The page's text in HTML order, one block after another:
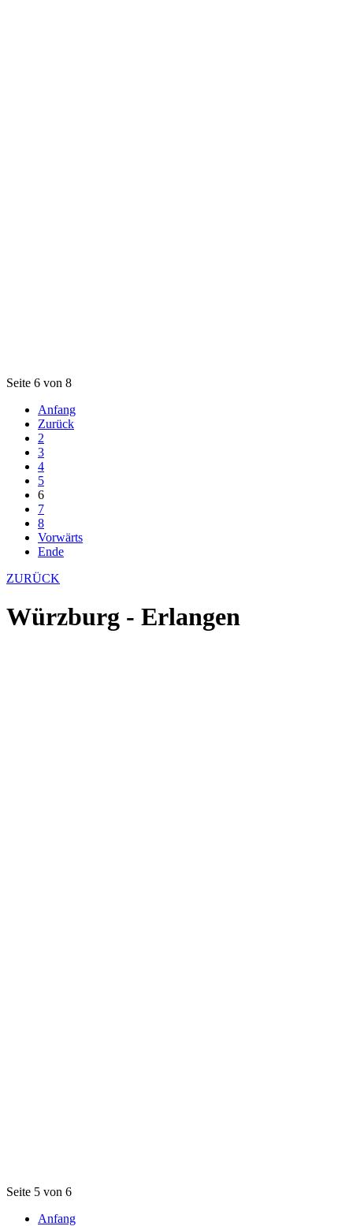
Seite 6 von 8
Anfang
Zurück
2
3
4
5
6
7
8
Vorwärts
Ende
ZURÜCK
Würzburg - Erlangen
Seite 5 von 6
Anfang